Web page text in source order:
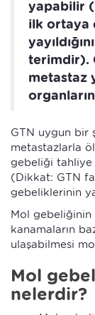
yapabilir
ilk ortaya
terimdir).
metastaz
GTN uygun bir
metastazlarla
gebeliği tahliye
(Dikkat: GTN
gebeliklerinin
Mol gebeliğinin
kanamaların
ulaşabilmesi
Mol
nelerdir?